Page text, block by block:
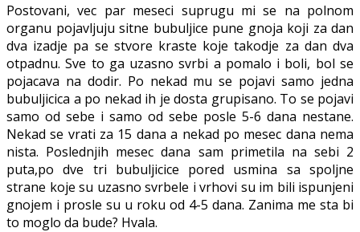
Postovani, vec par meseci suprugu mi se na polnom
organu pojavljuju sitne bubuljice pune gnoja koji za dan
dva izadje pa se stvore kraste koje takodje za dan dva
otpadnu. Sve to ga uzasno svrbi a pomalo i boli, bol se
pojacava na dodir. Po nekad mu se pojavi samo jedna
bubuljicica a po nekad ih je dosta grupisano. To se pojavi
samo od sebe i samo od sebe posle 5-6 dana nestane.
Nekad se vrati za 15 dana a nekad po mesec dana nema
nista. Poslednjih mesec dana sam primetila na sebi 2
puta,po dve tri bubuljicice pored usmina sa spoljne
strane koje su uzasno svrbele i vrhovi su im bili ispunjeni
gnojem i prosle su u roku od 4-5 dana. Zanima me sta bi
to moglo da bude? Hvala.